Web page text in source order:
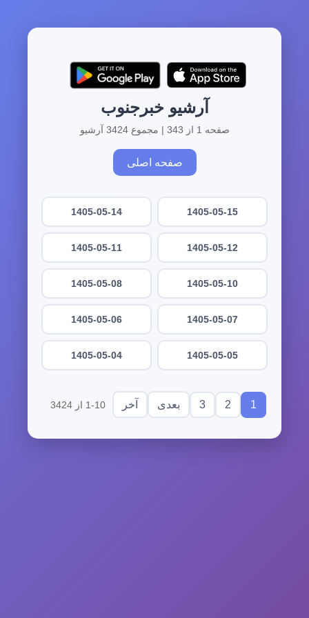
آرشیو خبرجنوب
صفحه 1 از 343 | مجموع 3424 آرشیو
صفحه اصلی
1405-05-15
1405-05-14
1405-05-12
1405-05-11
1405-05-10
1405-05-08
1405-05-07
1405-05-06
1405-05-05
1405-05-04
1
2
3 بعدی آخر 1-10 از 3424